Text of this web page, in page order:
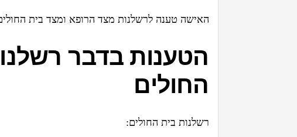
האישה טענה לרשלנות מצד הרופא ומצד בית
הטענות בדבר
החולים
רשלנות בית החולים: